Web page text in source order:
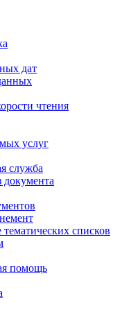
дат
чтения
услуг
служба
документа
тематических списков
помощь